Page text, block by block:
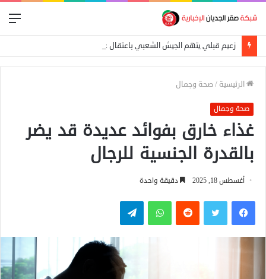
زعيم قبلي يتهم الجيش الشعبي باعتقال عمال إغاثة في «كاودا»
الرئيسية / صحة وجمال
صحة وجمال
غذاء خارق بفوائد عديدة قد يضر
بالقدرة الجنسية للرجال
أغسطس 18, 2025 دقيقة واحدة
فيسبوكتويتر واتساب تيلقرام